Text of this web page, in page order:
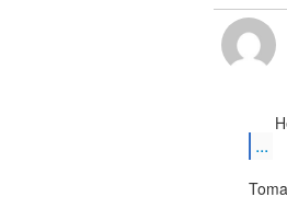
...